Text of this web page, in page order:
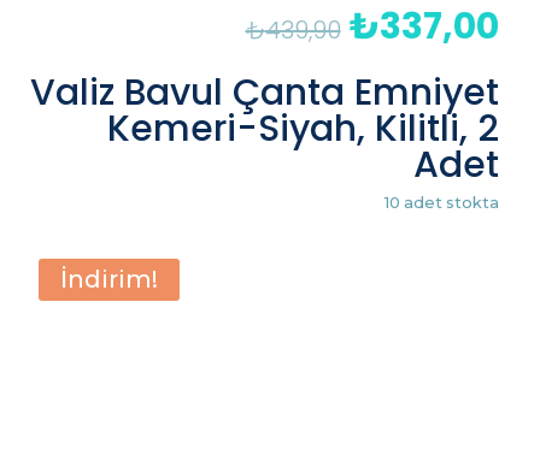
₺439,90 Orijinal
fiyat:
₺439,90.
₺337,00Şu
Valiz Bavul Çanta Emniyet
Kemeri-Siyah, Kilitli, 2
Adet
10 adet stokta
İndirim!